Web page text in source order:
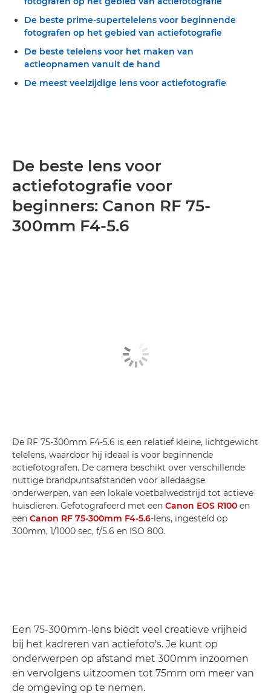
De beste prime-supertelelens voor beginnende
fotografen op het gebied van actiefotografie
De beste telelens voor het maken van
actieopnamen vanuit de hand
De meest veelzijdige lens voor actiefotografie
De beste lens voor
actiefotografie voor
beginners: Canon RF 75-
300mm F4-5.6
De RF 75-300mm F4-5.6 is een relatief kleine, lichtgewicht
telelens, waardoor hij ideaal is voor beginnende
actiefotografen. De camera beschikt over verschillende
nuttige brandpuntsafstanden voor alledaagse
onderwerpen, van een lokale voetbalwedstrijd tot actieve
huisdieren. Gefotografeerd met een Canon EOS R100 en
een Canon RF 75-300mm F4-5.6-lens, ingesteld op
300mm, 1/1000 sec, f/5.6 en ISO 800.
Een 75-300mm-lens biedt veel creatieve vrijheid
bij het kadreren van actiefoto's. Je kunt op
onderwerpen op afstand met 300mm inzoomen
en vervolgens uitzoomen tot 75mm om meer van
de omgeving op te nemen.